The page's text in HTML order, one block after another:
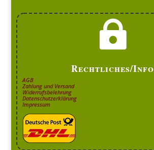

Rechtliches/Info
AGB
Zahlung und Versand
Widerrufsbelehrung
Datenschutzerklärung
Impressum